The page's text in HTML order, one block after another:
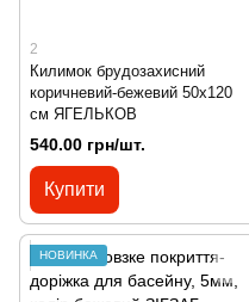
2
Килимок брудозахисний
коричневий-бежевий 50х120
см ЯГЕЛЬКОВ
540.00 грн/шт.
Купити
НОВИНКА